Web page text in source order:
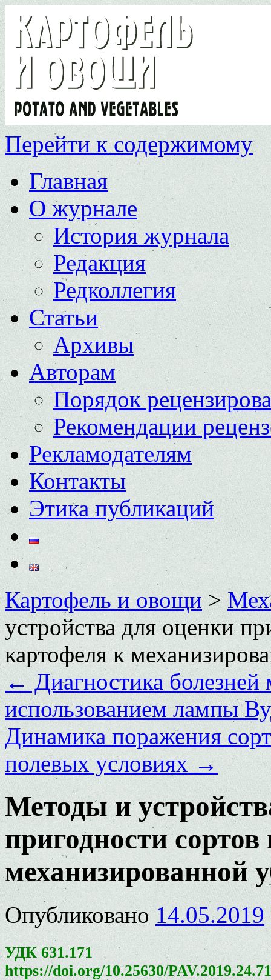
Перейти к содержимому
Главная
О журнале
История журнала
Редакция
Редколлегия
Статьи
Архивы
Авторам
Порядок
Рекомендации
Рекламодателям
Контакты
Этика публикаций
Картофель и овощи>
устройства для оценки
картофеля к
←Диагностика болезней
использованием лампы
Динамика поражения
полевых условиях→
Методы и
пригодности
механизированной
Опубликовано 14.05.2019
УДК 631.171
https://doi.org/10.25630/